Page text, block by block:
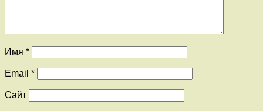
Имя *
Email *
Сайт